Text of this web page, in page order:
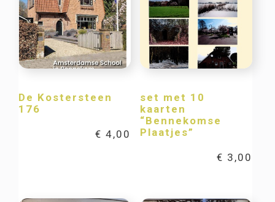
De Kostersteen
176
€ 4,00
set met 10
kaarten
“Bennekomse
Plaatjes”
€ 3,00